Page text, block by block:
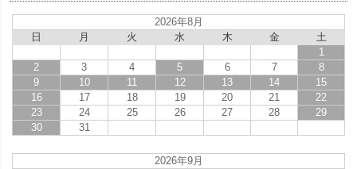
2026年8月
日
月 火 水 木 金
土
1
2
3 4 5 6 7
8
9
10 11 12 13 14
15
16
17 18 19 20 21
22
23
24 25 26 27 28
29
30
31
2026年9月